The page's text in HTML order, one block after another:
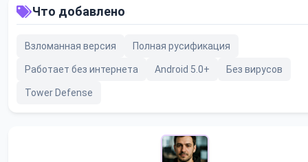
Что добавлено
Взломанная версия Полная русификация
Работает без интернета Android 5.0+ Без вирусов
Tower Defense